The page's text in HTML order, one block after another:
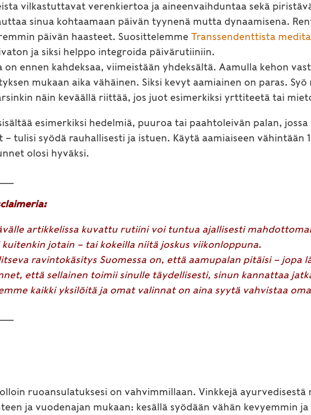
vilkastuttavat verenkiertoa ja aineenvaihduntaa sekä
sinua kohtaamaan päivän tyynenä mutta dynaamisena.
päivän haasteet. Suosittelemme Transsendenttista
ja siksi helppo integroida päivärutiiniin.
on ennen kahdeksaa, viimeistään yhdeksältä. Aamulla kehon
mukaan aika vähäinen. Siksi kevyt aamiainen on paras.
näin keväällä riittää, jos juot esimerkiksi yrttiteetä tai
esimerkiksi hedelmiä, puuroa tai paahtoleivän palan,
tulisi syödä rauhallisesti ja istuen. Käytä aamiaiseen
olosi hyväksi.
artikkelissa kuvattu rutiini voi tuntua ajallisesti
jotain – tai kokeilla niitä joskus viikonloppuna.
ravintokäsitys Suomessa on, että aamupalan pitäisi – jopa
että sellainen toimii sinulle täydellisesti, sinun kannattaa
kaikki yksilöitä ja omat valinnat on aina syytä vahvistaa
ruoansulatuksesi on vahvimmillaan. Vinkkejä
ja vuodenajan mukaan: kesällä syödään vähän kevyemmin